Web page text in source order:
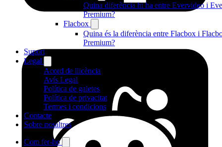
Quina diferència hi ha entre Evervideo i
Premium?
Flacbox
Quina és la diferència entre Flacbox i
Premium?
Suport
Legal
Acord de llicència
Avís Legal
Política de galetes
Política de privacitat
Termes i condicions
Contacte
Sobre nosaltres
Com fer-ho